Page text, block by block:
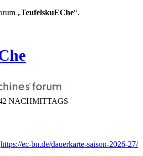
„TeufelskuEChe“.
NACHMITTAGS
https://ec-bn.de/dauerkarte-saison-2026-27/